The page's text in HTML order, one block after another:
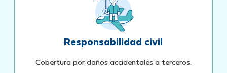
Responsabilidad civil
Cobertura por daños accidentales a terceros.